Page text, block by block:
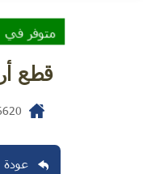
متوفر في
قطع أرضية
عودة